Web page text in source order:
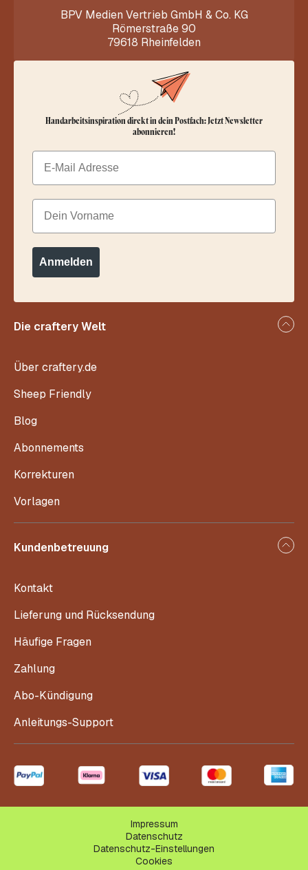
BPV Medien Vertrieb GmbH & Co. KG
Römerstraße 90
79618 Rheinfelden
Die craftery Welt
Über craftery.de
Sheep Friendly
Blog
Abonnements
Korrekturen
Vorlagen
Kundenbetreuung
Kontakt
Lieferung und Rücksendung
Häufige Fragen
Zahlung
Abo-Kündigung
Anleitungs-Support
Handarbeitsinspiration direkt in dein Postfach: Jetzt Newsletter
abonnieren!
Email
Dein Vorname
Anmelden
Impressum
Datenschutz
Datenschutz-Einstellungen
Cookies